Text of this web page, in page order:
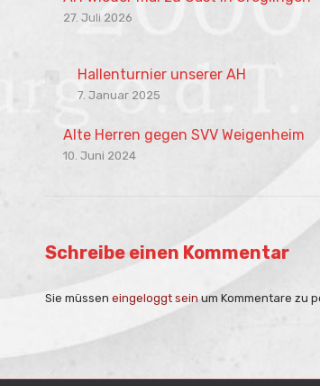
27. Juli 2026
Hallenturnier unserer AH
7. Januar 2025
Alte Herren gegen SVV Weigenheim
10. Juni 2024
Schreibe einen Kommentar
Sie müssen eingeloggt sein um Kommentare zu